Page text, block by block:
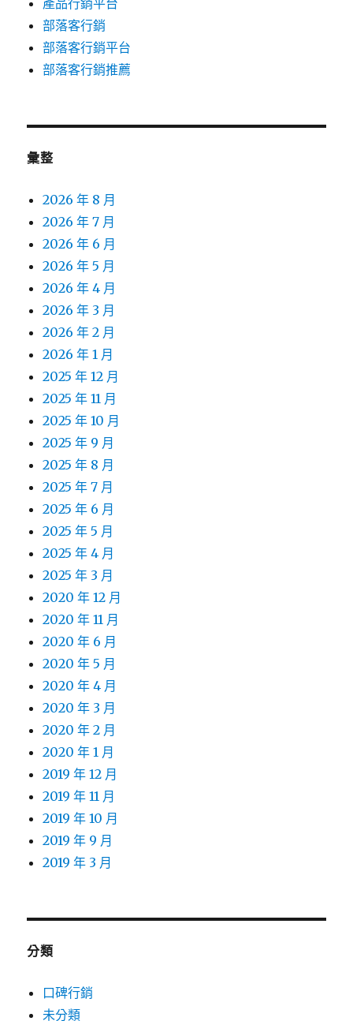
產品行銷平台
部落客行銷
部落客行銷平台
部落客行銷推薦
彙整
2026 年 8 月
2026 年 7 月
2026 年 6 月
2026 年 5 月
2026 年 4 月
2026 年 3 月
2026 年 2 月
2026 年 1 月
2025 年 12 月
2025 年 11 月
2025 年 10 月
2025 年 9 月
2025 年 8 月
2025 年 7 月
2025 年 6 月
2025 年 5 月
2025 年 4 月
2025 年 3 月
2020 年 12 月
2020 年 11 月
2020 年 6 月
2020 年 5 月
2020 年 4 月
2020 年 3 月
2020 年 2 月
2020 年 1 月
2019 年 12 月
2019 年 11 月
2019 年 10 月
2019 年 9 月
2019 年 3 月
分類
口碑行銷
未分類